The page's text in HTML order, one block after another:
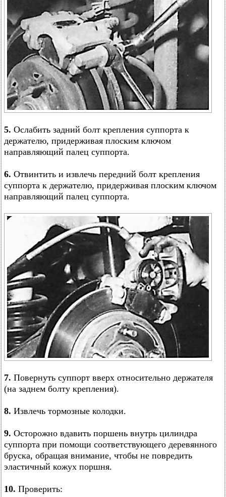
5. Ослабить задний болт крепления суппорта к
держателю, придерживая плоским ключом
направляющий палец суппорта.
6. Отвинтить и извлечь передний болт крепления
суппорта к держателю, придерживая плоским ключом
направляющий палец суппорта.
7. Повернуть суппорт вверх относительно держателя
(на заднем болту крепления).
8. Извлечь тормозные колодки.
9. Осторожно вдавить поршень внутрь цилиндра
суппорта при помощи соответствующего деревянного
бруска, обращая внимание, чтобы не повредить
эластичный кожух поршня.
10. Проверить: